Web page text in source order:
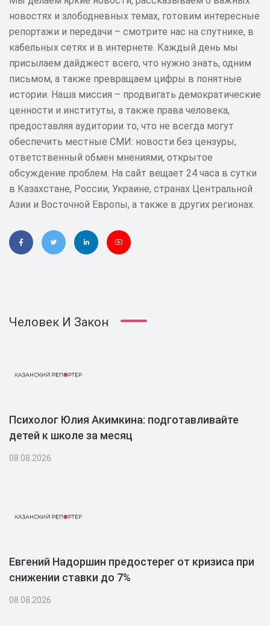
новостях и злободневных темах, готовим интересные
репортажи и передачи – смотрите нас на спутнике, в
кабельных сетях и в интернете. Каждый день мы
присылаем дайджест всего, что нужно знать, одним
письмом, а также превращаем цифры в понятные
истории. Наша миссия – продвигать демократические
ценности и институты, а также права человека,
предоставляя аудитории то, что не всегда могут
обеспечить местные СМИ: новости без цензуры,
ответственный обмен мнениями, открытое
обсуждение проблем. На сайт вещает 24 часа в сутки
в Казахстане, России, Украине, странах Центральной
Азии и Восточной Европы, а также в других регионах.
Человек И Закон
Психолог Юлия Акимкина: подготавливайте
детей к школе за месяц
08.08.2026
Евгений Надоршин предостерег от кризиса при
снижении ставки до 7%
08.08.2026